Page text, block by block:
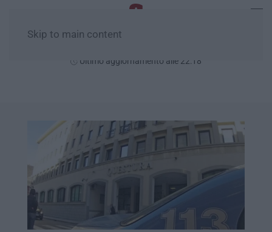
Skip to main content
Ultimo aggiornamento alle 22:18